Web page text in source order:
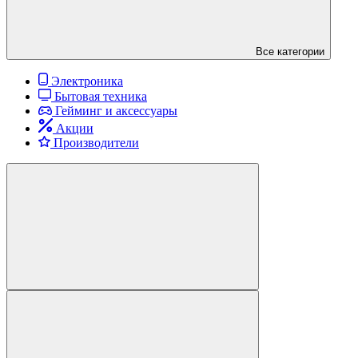
Все категории
Электроника
Бытовая техника
Гейминг и аксессуары
Акции
Производители